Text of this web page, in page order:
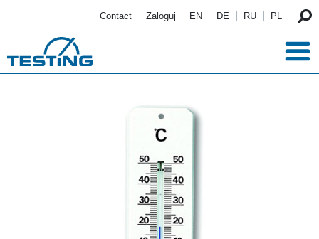
Contact Zaloguj EN DE RU PL